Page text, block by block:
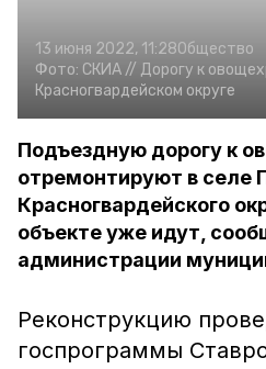
13 июня 2022, 11:28Общество
Фото: СКИА // Дорогу к
Красногвардейском округе
Подъездную дорогу к
отремонтируют в селе
Красногвардейского
объекте уже идут,
администрации
Реконструкцию
госпрограммы